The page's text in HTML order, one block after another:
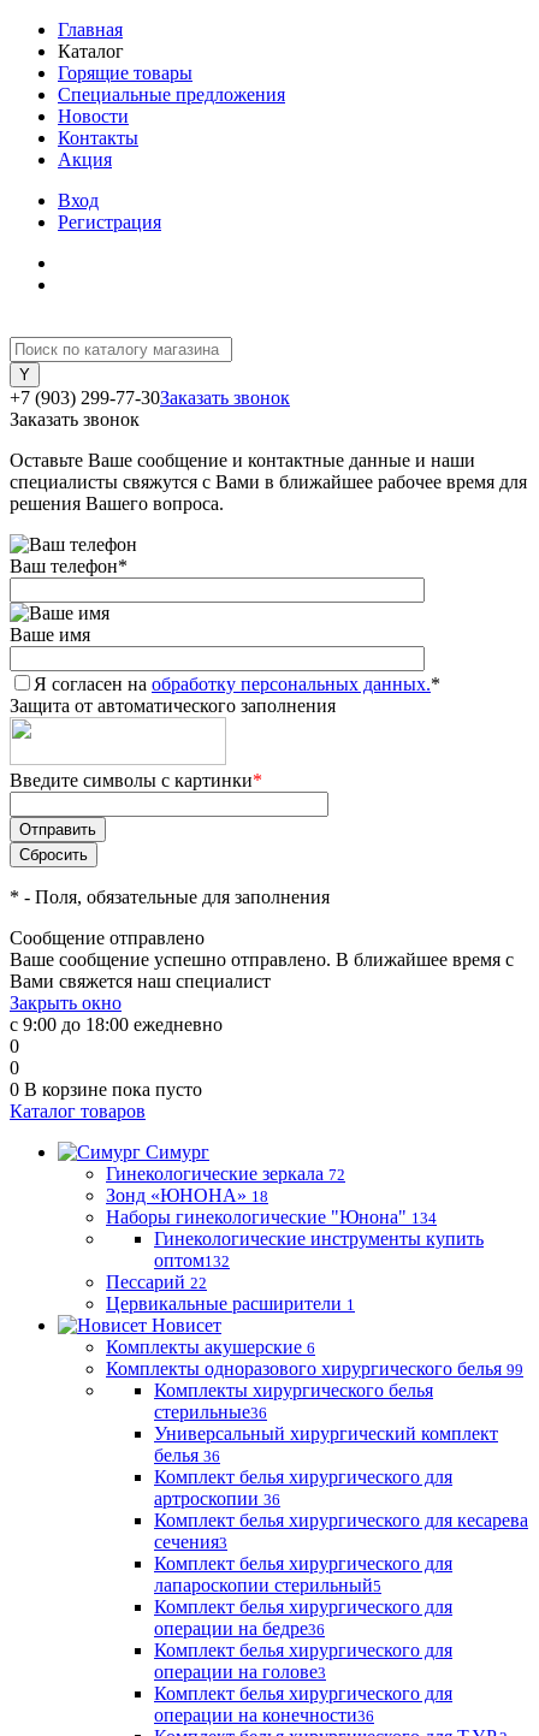
Главная
Каталог
Горящие товары
Специальные предложения
Новости
Контакты
Акция
Вход
Регистрация
+7 (903) 299-77-30Заказать звонок
Заказать звонок
Оставьте Ваше сообщение и контактные данные и наши
специалисты свяжутся с Вами в ближайшее рабочее время для
решения Вашего вопроса.
Ваш телефон*
Ваше имя
Я согласен на обработку персональных данных.*
Защита от автоматического заполнения
Введите символы с картинки*
* - Поля, обязательные для заполнения
Сообщение отправлено
Ваше сообщение успешно отправлено. В ближайшее время с
Вами свяжется наш специалист
Закрыть окно
с 9:00 до 18:00 ежедневно
0
0
0 В корзине пока пусто
Каталог товаров
Симург
Гинекологические зеркала 72
Зонд «ЮНОНА» 18
Наборы гинекологические "Юнона" 134
Гинекологические инструменты купить
оптом132
Пессарий 22
Цервикальные расширители 1
Новисет
Комплекты акушерские 6
Комплекты одноразового хирургического белья 99
Комплекты хирургического белья
стерильные36
Универсальный хирургический комплект
белья 36
Комплект белья хирургического для
артроскопии 36
Комплект белья хирургического для кесарева
сечения3
Комплект белья хирургического для
лапароскопии стерильный5
Комплект белья хирургического для
операции на бедре36
Комплект белья хирургического для
операции на голове3
Комплект белья хирургического для
операции на конечности36